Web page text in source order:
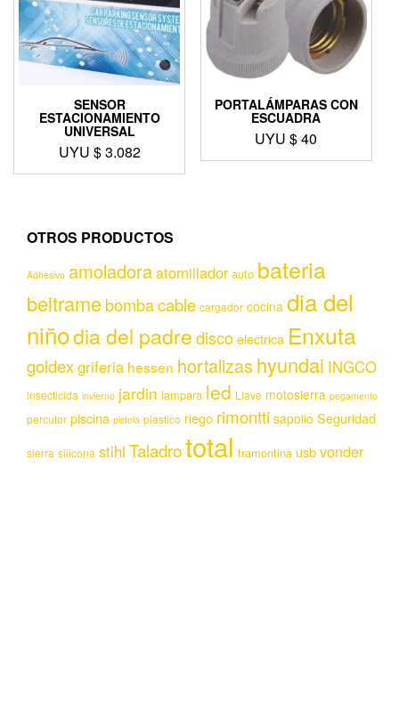
SENSOR
ESTACIONAMIENTO
UNIVERSAL
UYU $3.082
PORTALÁMPARAS CON
ESCUADRA
UYU $40
OTROS PRODUCTOS
Adhesivo amoladoraatornillador auto bateria
beltramebombacable cargador cocina dia del
niñodia del padrediscoelectrica Enxuta
goldexgriferia hessen hortalizas hyundai INGCO
insecticida invierno jardin lampara led Llave motosierra pegamento
percutor piscina pistola plastico riego rimontti sapolio Seguridad
sierra silicona stihl Taladrototal tramontina usbvonder